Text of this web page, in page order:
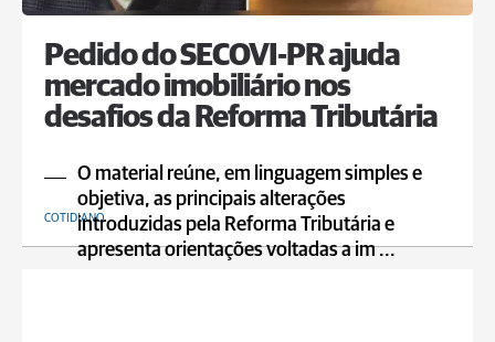
Pedido do SECOVI-PR ajuda
mercado imobiliário nos
desafios da Reforma Tributária
O material reúne, em linguagem simples e
objetiva, as principais alterações
introduzidas pela Reforma Tributária e
apresenta orientações voltadas a im ...
COTIDIANO